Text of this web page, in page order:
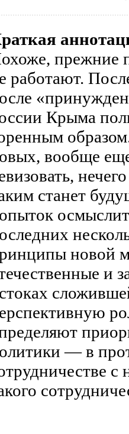
прежние
работают.
Крыма
вообще
станет
новой
и
— в